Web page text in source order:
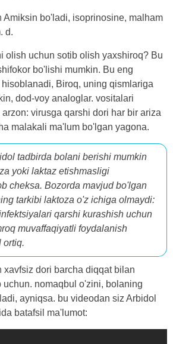
Amiksin bo'ladi, isoprinosine, malham
d.
olish uchun sotib olish yaxshiroq? Bu
bo'lishi mumkin. Bu eng
Biroq, uning qismlariga
dod-voy analoglar. vositalari
virusga qarshi dori har bir ariza
malakali ma'lum bo'lgan yagona.
tadbirda bolani berishi mumkin
yoki laktaz etishmasligi
cheksa. Bozorda mavjud bo'lgan
tarkibi laktoza o'z ichiga olmaydi:
qarshi kurashish uchun
muvaffaqiyatli foydalanish
ortiq.
dori barcha diqqat bilan
nomaqbul o'zini, bolaning
ayniqsa. bu videodan siz Arbidol
batafsil ma'lumot: